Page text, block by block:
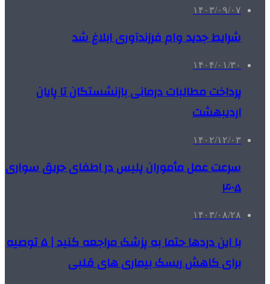
۱۴۰۳/۰۹/۰۷
شرایط جدید وام فرزندآوری ابلاغ شد
۱۴۰۴/۰۱/۳۰
پرداخت مطالبات درمانی بازنشستگان تا پایان
اردیبهشت‌
۱۴۰۲/۱۲/۰۳
سرعت عمل مأموران پلیس در اطفای حریق سواری
۴۰۵
۱۴۰۳/۰۸/۲۸
با این دردها حتما به پزشک مراجعه کنید | ۵ توصیه
برای کاهش ریسک بیماری های قلبی